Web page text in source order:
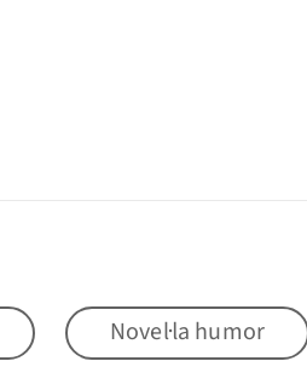
Novel·la humor